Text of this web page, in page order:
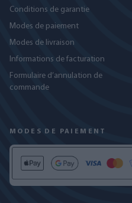
Conditions de garantie
Modes de paiement
Modes de livraison
Informations de facturation
Formulaire d’annulation de
commande
MODES DE PAIEMENT